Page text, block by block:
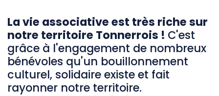
La vie associative est très riche sur
notre territoire Tonnerrois ! C'est
grâce à l'engagement de nombreux
bénévoles qu'un bouillonnement
culturel, solidaire existe et fait
rayonner notre territoire.